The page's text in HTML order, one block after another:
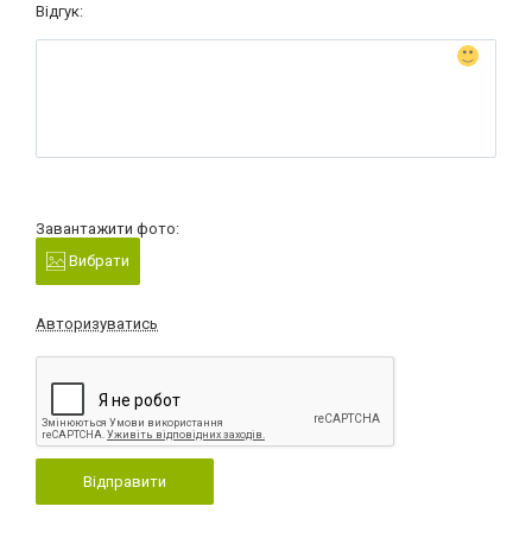
Відгук:
Завантажити фото:
Вибрати
Авторизуватись
Відправити